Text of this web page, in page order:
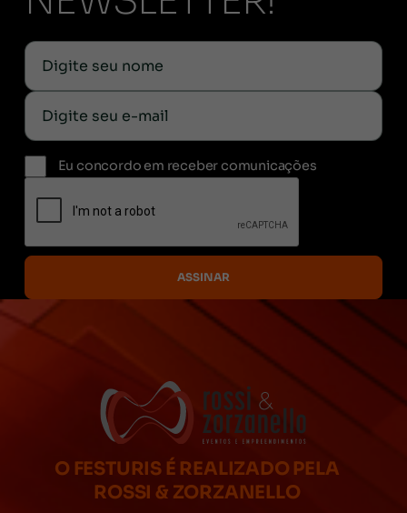
Eu concordo em receber comunicações
O FESTURIS É REALIZADO PELA
ROSSI & ZORZANELLO